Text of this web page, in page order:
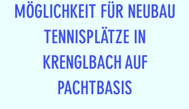
MÖGLICHKEIT FÜR NEUBAU
TENNISPLÄTZE IN
KRENGLBACH AUF
PACHTBASIS